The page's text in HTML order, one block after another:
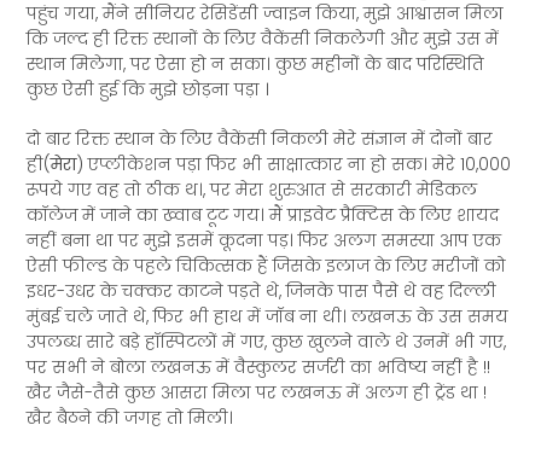
पहुंच गया, मैंने सीनियर रेसिडेंसी ज्वाइन किया, मुझे आश्वासन मिला
कि जल्द ही रिक्त स्थानों के लिए वैकेंसी निकलेगी और मुझे उस में
स्थान मिलेगा, पर ऐसा हो न सका। कुछ महीनों के बाद परिस्थिति
कुछ ऐसी हुई कि मुझे छोड़ना पड़ा ।
दो बार रिक्त स्थान के लिए वैकेंसी निकली मेरे संज्ञान में दोनों बार
ही(मेरा) एप्लीकेशन पड़ा फिर भी साक्षात्कार ना हो सक। मेरे 10,000
रूपये गए वह तो ठीक थ।, पर मेरा शुरुआत से सरकारी मेडिकल
कॉलेज में जाने का ख्वाब टूट गय। मैं प्राइवेट प्रैक्टिस के लिए शायद
नहीं बना था पर मुझे इसमें कूदना पड़। फिर अलग समस्या आप एक
ऐसी फील्ड के पहले चिकित्सक हैं जिसके इलाज के लिए मरीजों को
इधर-उधर के चक्कर काटने पड़ते थे, जिनके पास पैसे थे वह दिल्ली
मुंबई चले जाते थे, फिर भी हाथ में जॉब ना थी। लखनऊ के उस समय
उपलब्ध सारे बड़े हॉस्पिटलों में गए, कुछ खुलने वाले थे उनमें भी गए,
पर सभी ने बोला लखनऊ में वैस्कुलर सर्जरी का भविष्य नहीं है !!
खैर जैसे-तैसे कुछ आसरा मिला पर लखनऊ में अलग ही ट्रेंड था !
खैर बैठने की जगह तो मिली।